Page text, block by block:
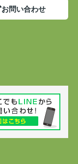
お問い合わせ